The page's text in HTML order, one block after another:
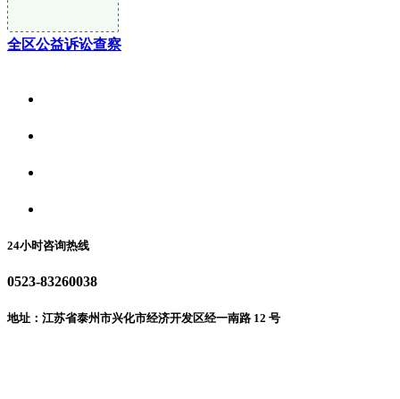
全区公益诉讼查察
24小时咨询热线
0523-83260038
地址：江苏省泰州市兴化市经济开发区经一南路 12 号